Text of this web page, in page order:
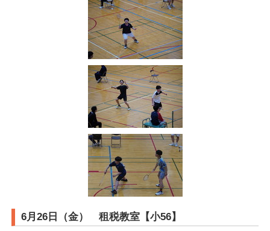
6月26日（金） 租税教室【小56】